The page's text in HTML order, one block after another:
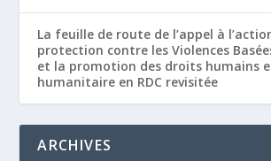
La feuille de route de l’appel à
protection contre les Violences
et la promotion des droits humains
humanitaire en RDC revisitée
ARCHIVES